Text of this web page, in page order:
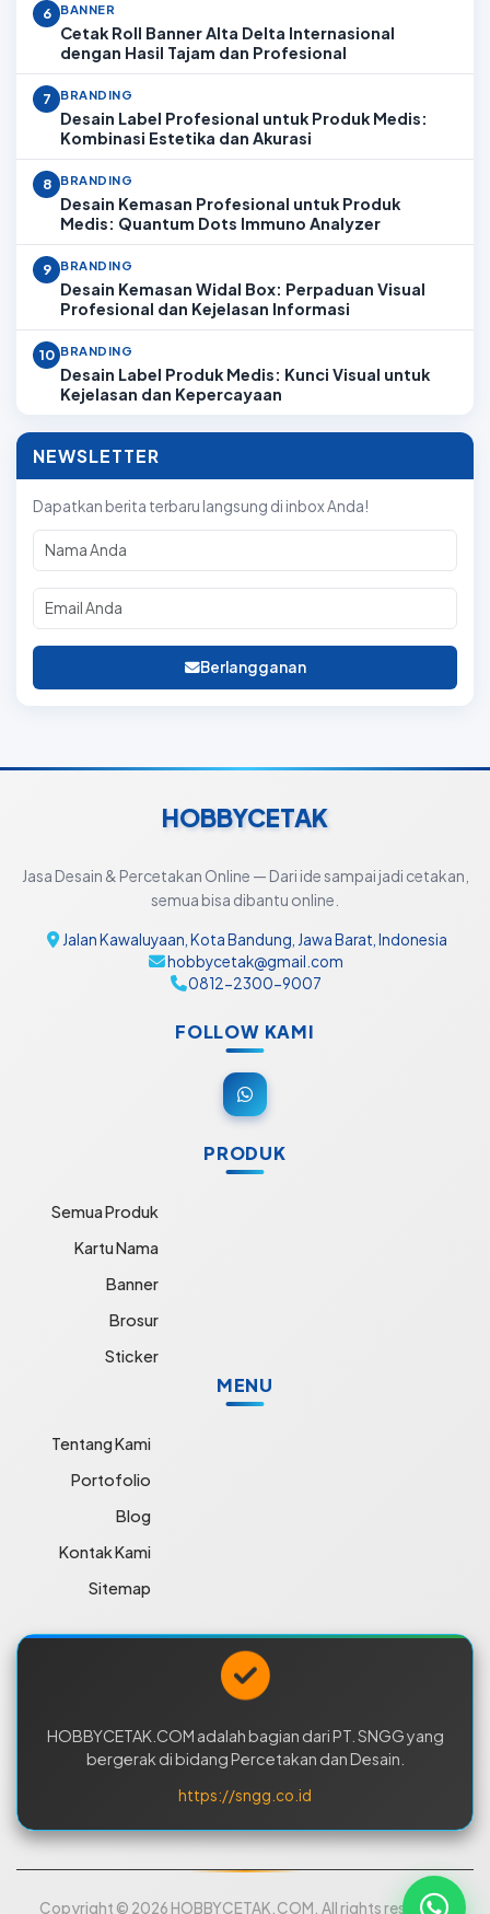
6 BANNER
Cetak Roll Banner Alta Delta Internasional
dengan Hasil Tajam dan Profesional
7 BRANDING
Desain Label Profesional untuk Produk Medis:
Kombinasi Estetika dan Akurasi
8 BRANDING
Desain Kemasan Profesional untuk Produk
Medis: Quantum Dots Immuno Analyzer
9 BRANDING
Desain Kemasan Widal Box: Perpaduan Visual
Profesional dan Kejelasan Informasi
10 BRANDING
Desain Label Produk Medis: Kunci Visual untuk
Kejelasan dan Kepercayaan
NEWSLETTER
Dapatkan berita terbaru langsung di inbox Anda!
Berlangganan
HOBBYCETAK
Jasa Desain & Percetakan Online — Dari ide sampai jadi cetakan,
semua bisa dibantu online.
Jalan Kawaluyaan, Kota Bandung, Jawa Barat, Indonesia
hobbycetak@gmail.com
0812-2300-9007
FOLLOW KAMI
PRODUK
Semua Produk
Kartu Nama
Banner
Brosur
Sticker
MENU
Tentang Kami
Portofolio
Blog
Kontak Kami
Sitemap
HOBBYCETAK.COM adalah bagian dari PT. SNGG yang
bergerak di bidang Percetakan dan Desain.
https://sngg.co.id
Copyright © 2026 HOBBYCETAK.COM. All rights reserved.